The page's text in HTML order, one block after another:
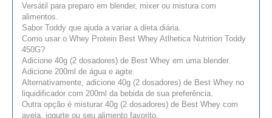
Versátil para preparo em blender, mixer ou mistura com
alimentos.
Sabor Toddy que ajuda a variar a dieta diária.
Como usar o Whey Protein Best Whey Atlhetica Nutrition Toddy
450G?
Adicione 40g (2 dosadores) de Best Whey em uma blender.
Adicione 200ml de água e agite.
Alternativamente, adicione 40g (2 dosadores) de Best Whey no
liquidificador com 200ml da bebida de sua preferência.
Outra opção é misturar 40g (2 dosadores) de Best Whey com
aveia, iogurte ou seu alimento favorito.